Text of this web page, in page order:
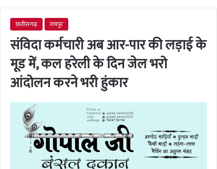
छत्तीसगढ़ रायपुर
संविदा कर्मचारी अब आर-पार की लड़ाई के
मूड में, कल हरेली के दिन जेल भरो
आंदोलन करने भरी हुंकार